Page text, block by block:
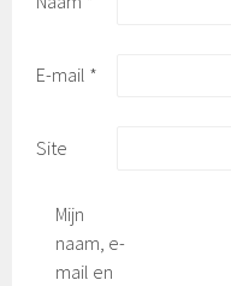
E-mail *
Site
Mijn
naam, e-
mail en